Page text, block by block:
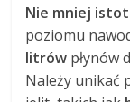
Nie mniej
poziomu
litrów płynów
Należy unikać